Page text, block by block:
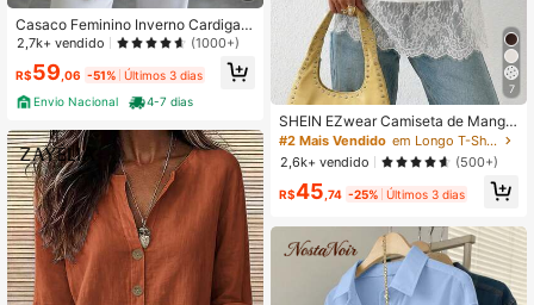
Casaco Feminino Inverno Cardigan
Trico Premium Lançamento
2,7k+ vendido (1000+)
R$59 ,06 -51% Últimos 3 dias
Envio Nacional
4-7 dias
7
SHEIN EZwear Camiseta de Manga
Curta Feminina de Cor Sólida, Deco
te Redondo, Casual, Versátil e Adeq
uada para Uso Diário
#2 Mais Vendido
em Longo T-Shirts Mulher
2,6k+ vendido
(500+)
R$45 ,74 -25% Últimos 3 dias